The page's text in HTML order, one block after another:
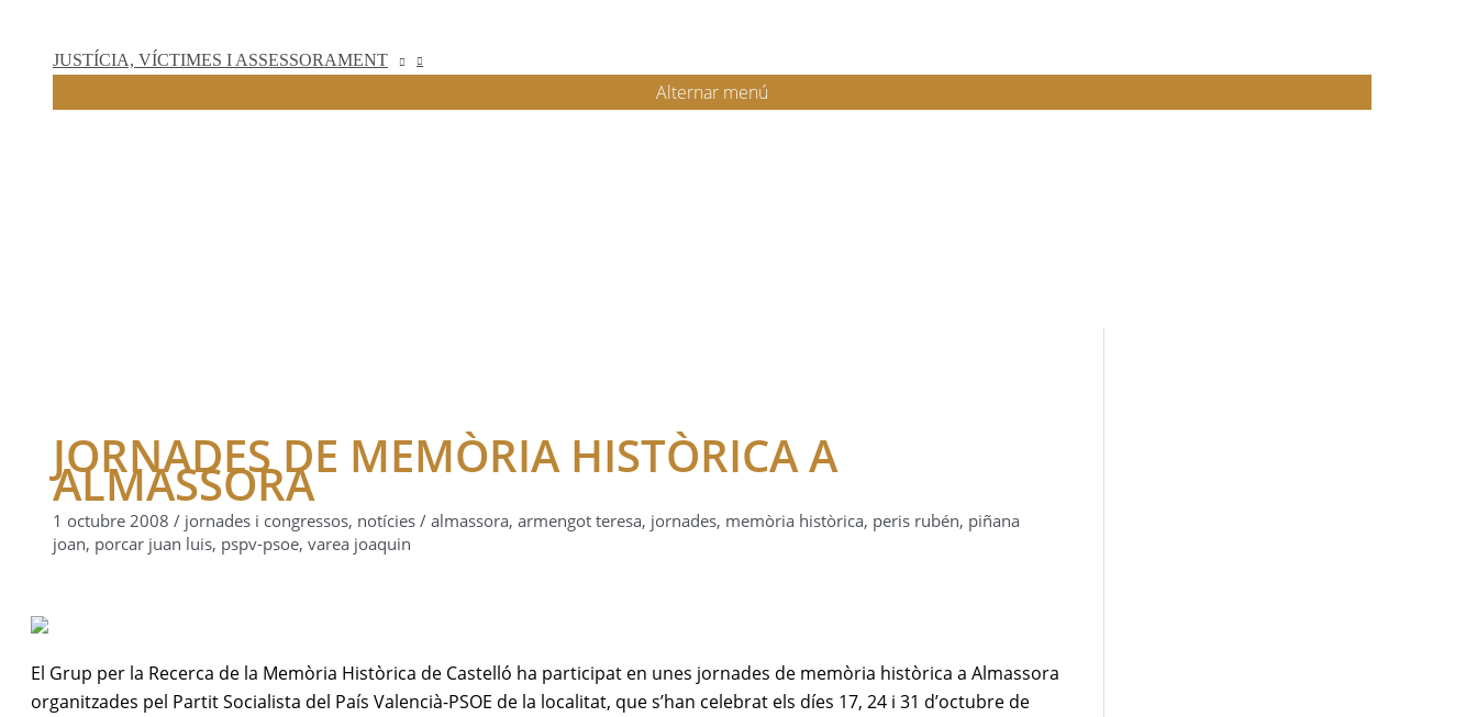
JUSTÍCIA, VÍCTIMES I ASSESSORAMENT
Alternar menú
JORNADES DE MEMÒRIA HISTÒRICA A
ALMASSORA
1 octubre 2008 / jornades i congressos, notícies / almassora, armengot teresa, jornades, memòria històrica, peris rubén, piñana
joan, porcar juan luis, pspv-psoe, varea joaquin
El Grup per la Recerca de la Memòria Històrica de Castelló ha participat en unes jornades de memòria històrica a Almassora
organitzades pel Partit Socialista del País Valencià-PSOE de la localitat, que s’han celebrat els díes 17, 24 i 31 d’octubre de